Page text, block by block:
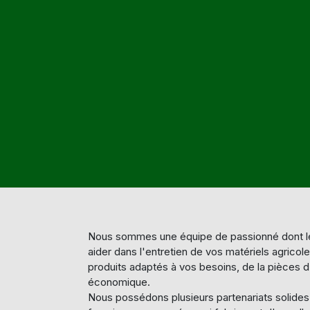
Nous sommes une équipe de passionné dont
aider dans l'entretien de vos matériels
produits adaptés à vos besoins, de la pièces
économique.
Nous possédons plusieurs partenariats